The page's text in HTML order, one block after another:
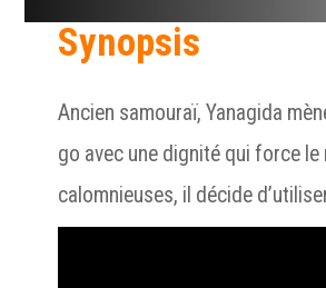
Synopsis
Ancien samouraï, Yanagida
go avec une dignité qui force
calomnieuses, il décide